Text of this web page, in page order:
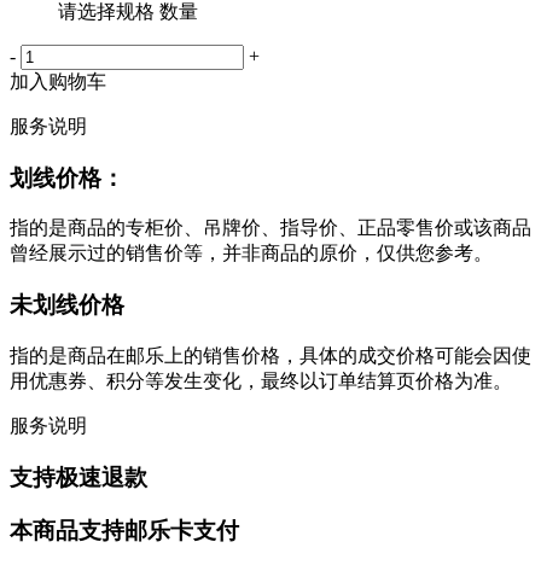
请选择规格 数量
-
+
加入购物车
服务说明
划线价格：
指的是商品的专柜价、吊牌价、指导价、正品零售价或该商品
曾经展示过的销售价等，并非商品的原价，仅供您参考。
未划线价格
指的是商品在邮乐上的销售价格，具体的成交价格可能会因使
用优惠券、积分等发生变化，最终以订单结算页价格为准。
服务说明
支持极速退款
本商品支持邮乐卡支付